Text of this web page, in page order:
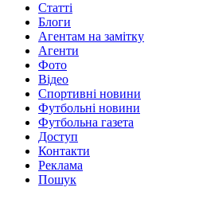
Статті
Блоги
Агентам на замітку
Агенти
Фото
Відео
Спортивні новини
Футбольні новини
Футбольна газета
Доступ
Контакти
Реклама
Пошук